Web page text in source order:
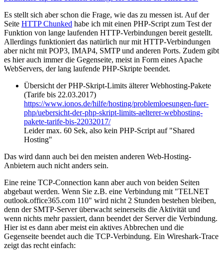
Es stellt sich aber schon die Frage, wie das zu messen ist. Auf der
Seite HTTP Chunked habe ich mit einen PHP-Script zum Test der
Funktion von lange laufenden HTTP-Verbindungen bereit gestellt.
Allerdings funktioniert das natürlich nur mit HTTP-Verbindungen
aber nicht mit POP3, IMAP4, SMTP und anderen Ports. Zudem gibt
es hier auch immer die Gegenseite, meist in Form eines Apache
WebServers, der lang laufende PHP-Skripte beendet.
Übersicht der PHP-Skript-Limits älterer Webhosting-Pakete
(Tarife bis 22.03.2017)
https://www.ionos.de/hilfe/hosting/problemloesungen-fuer-
php/uebersicht-der-php-skript-limits-aelterer-webhosting-
pakete-tarife-bis-22032017/
Leider max. 60 Sek, also kein PHP-Script auf "Shared
Hosting"
Das wird dann auch bei den meisten anderen Web-Hosting-
Anbietern auch nicht anders sein.
Eine reine TCP-Connection kann aber auch von beiden Seiten
abgebaut werden. Wenn Sie z.B. eine Verbindung mit "TELNET
outlook.office365.com 110" wird nicht 2 Stunden bestehen bleiben,
denn der SMTP-Server überwacht seinerseits die Aktivität und
wenn nichts mehr passiert, dann beendet der Server die Verbindung.
Hier ist es dann aber meist ein aktives Abbrechen und die
Gegenseite beendet auch die TCP-Verbindung. Ein Wireshark-Trace
zeigt das recht einfach: